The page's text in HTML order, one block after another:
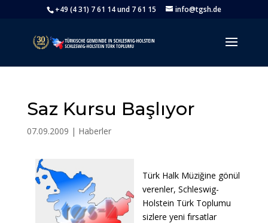
+49 (4 31) 7 61 14 und 7 61 15 info@tgsh.de
Saz Kursu Başlıyor
07.09.2009 | Haberler
Türk Halk Müziğine gönül
verenler, Schleswig-
Holstein Türk Toplumu
sizlere yeni fırsatlar